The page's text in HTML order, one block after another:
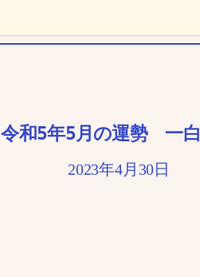
令和5年5月の運勢 一
2023年4月30日